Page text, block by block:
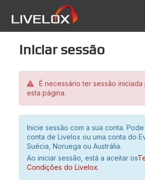
Iniciar sessão
É necessário ter sessão iniciada
esta página.
Inicie sessão com a sua conta. Pode
conta de Livelox ou uma conta do
Suécia, Noruega ou Austrália.
Ao iniciar sessão, está a aceitar os
Condições do Livelox.